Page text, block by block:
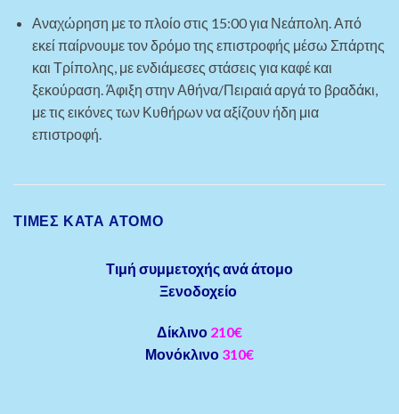
Αναχώρηση με το πλοίο στις 15:00 για Νεάπολη. Από
εκεί παίρνουμε τον δρόμο της επιστροφής μέσω Σπάρτης
και Τρίπολης, με ενδιάμεσες στάσεις για καφέ και
ξεκούραση. Άφιξη στην Αθήνα/Πειραιά αργά το βραδάκι,
με τις εικόνες των Κυθήρων να αξίζουν ήδη μια
επιστροφή.
ΤΙΜΈΣ ΚΑΤΆ ΆΤΟΜΟ
Τιμή συμμετοχής ανά άτομο
Ξενοδοχείο
Δίκλινο 210€
Μονόκλινο 310€